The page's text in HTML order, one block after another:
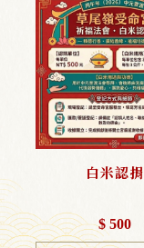
白米認捐
$ 500